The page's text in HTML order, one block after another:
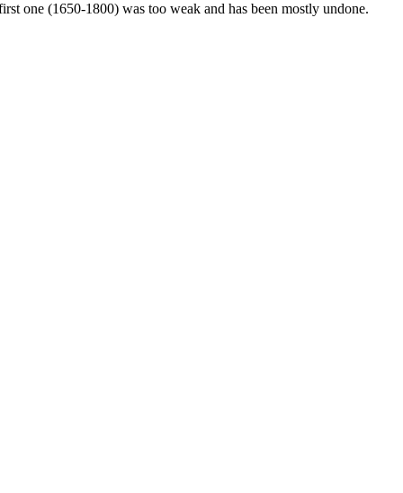
one (1650-1800) was too weak and has been mostly undone.